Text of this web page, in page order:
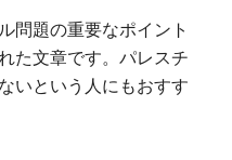
問題の重要なポイント
た文章です。パレスチ
いという人にもおすす